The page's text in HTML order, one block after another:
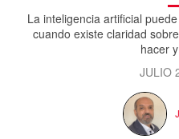
La inteligencia artificial
cuando existe claridad
hacer
JULIO